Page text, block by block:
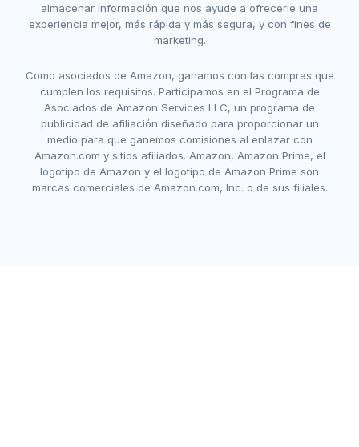
almacenar información que nos ayude a ofrecerle una
experiencia mejor, más rápida y más segura, y con fines de
marketing.
Como asociados de Amazon, ganamos con las compras que
cumplen los requisitos. Participamos en el Programa de
Asociados de Amazon Services LLC, un programa de
publicidad de afiliación diseñado para proporcionar un
medio para que ganemos comisiones al enlazar con
Amazon.com y sitios afiliados. Amazon, Amazon Prime, el
logotipo de Amazon y el logotipo de Amazon Prime son
marcas comerciales de Amazon.com, Inc. o de sus filiales.